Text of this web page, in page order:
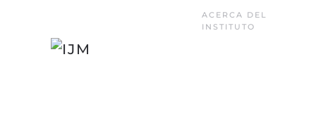
ACERCA DEL
INSTITUTO